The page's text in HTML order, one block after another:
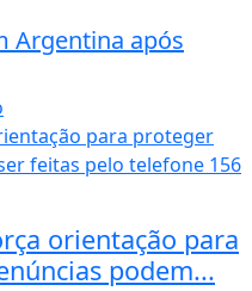
Argentina após
orientação para
podem...